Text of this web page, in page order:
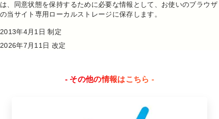
は、同意状態を保持するために必要な情報として、お使いのブラウザ
の当サイト専用ローカルストレージに保存します。
2013年4月1日 制定
2026年7月11日 改定
- その他の情報はこちら -